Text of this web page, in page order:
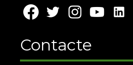
Contacte